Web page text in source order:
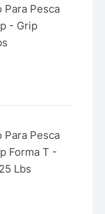
Para Pesca
- Grip
Para Pesca
Forma T -
Lbs